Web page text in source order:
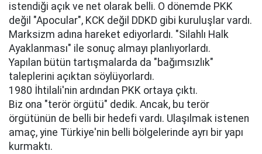
istendiği açık ve net olarak belli. O dönemde PKK
değil "Apocular", KCK değil DDKD gibi kuruluşlar vardı.
Marksizm adına hareket ediyorlardı. "Silahlı Halk
Ayaklanması" ile sonuç almayı planlıyorlardı.
Yapılan bütün tartışmalarda da "bağımsızlık"
taleplerini açıktan söylüyorlardı.
1980 İhtilali'nin ardından PKK ortaya çıktı.
Biz ona "terör örgütü" dedik. Ancak, bu terör
örgütünün de belli bir hedefi vardı. Ulaşılmak istenen
amaç, yine Türkiye'nin belli bölgelerinde ayrı bir yapı
kurmaktı.